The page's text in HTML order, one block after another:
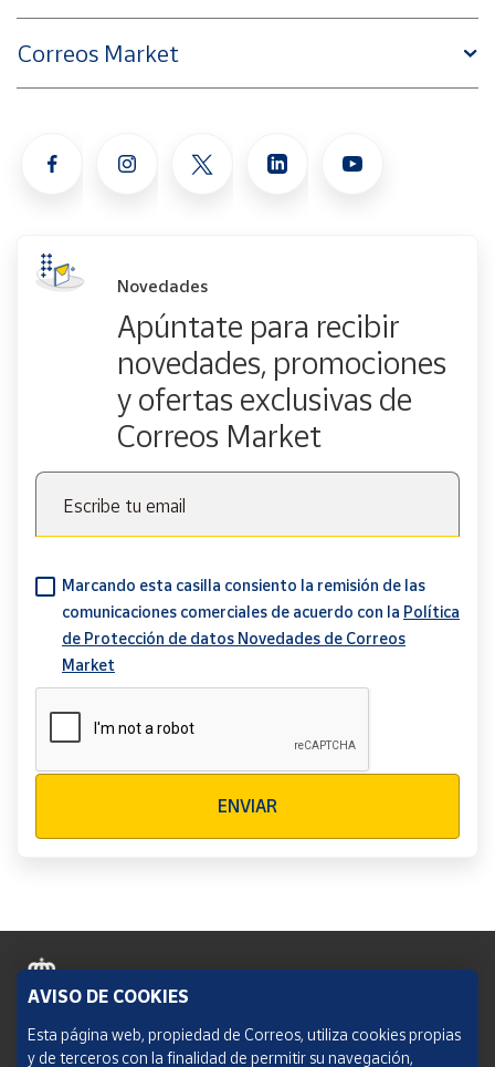
Correos Market
Novedades
Apúntate para recibir
novedades, promociones
y ofertas exclusivas de
Correos Market
Escribe tu email
Marcando esta casilla consiento la remisión de las
comunicaciones comerciales de acuerdo con la Política
de Protección de datos Novedades de Correos
Market
ENVIAR
Política de cookies
AVISO DE COOKIES
Esta página web, propiedad de Correos, utiliza cookies propias
y de terceros con la finalidad de permitir su navegación,